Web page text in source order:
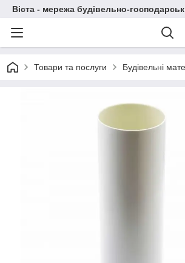
Віста - мережа будівельно-
Товари та послуги Будівельні